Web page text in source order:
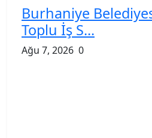
Burhaniye
Toplu İş S...
Ağu 7, 2026 0